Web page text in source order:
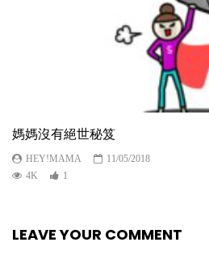
媽媽沒有絕世秘笈
HEY!MAMA
11/05/2018
4K
1
LEAVE YOUR COMMENT